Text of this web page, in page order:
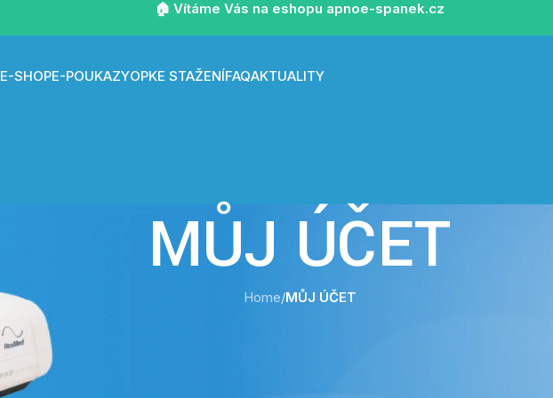
🏠 Vítáme Vás na eshopu apnoe-spanek.cz
E-SHOPE-POUKAZYOPKE STAŽENÍFAQAKTUALITY
MŮJ ÚČET
Home/MŮJ ÚČET